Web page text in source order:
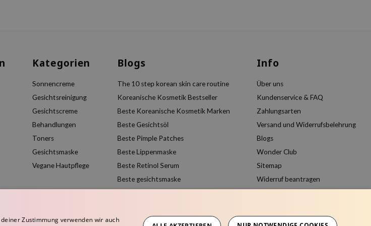
Kategorien
Sonnencreme
Gesichtsreinigung
Gesichtscreme
Behandlungen
Toners
Gesichtsmaske
Vegane Hautpflege
Blogs
The 10 step korean skin care routine
Koreanische Kosmetik Bestseller
Beste Koreanische Kosmetik Marken
Beste Gesichtsöl
Beste Pimple Patches
Beste Lippenmaske
Beste Retinol Serum
Beste gesichtsmaske
Info
Über uns
Kundenservice & FAQ
Zahlungsarten
Versand und Widerrufsbelehrung
Blogs
Wonder Club
Sitemap
Widerruf beantragen
Zustimmung verwenden wir auch